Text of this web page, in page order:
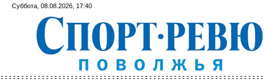
Суббота, 08.08.2026, 17:40